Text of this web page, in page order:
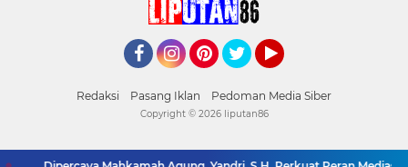
Redaksi Pasang Iklan Pedoman Media Siber
Copyright © 2026 liputan86